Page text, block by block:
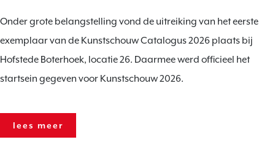
Onder grote belangstelling vond de uitreiking van het eerste
exemplaar van de Kunstschouw Catalogus 2026 plaats bij
Hofstede Boterhoek, locatie 26. Daarmee werd officieel het
startsein gegeven voor Kunstschouw 2026.
lees meer